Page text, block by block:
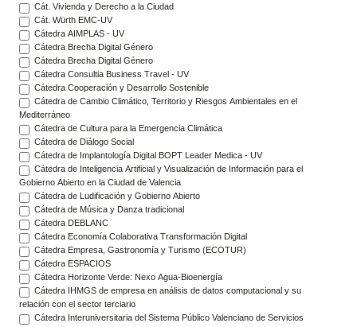
Cát. Vivienda y Derecho a la Ciudad
Cát. Würth EMC-UV
Cátedra AIMPLAS - UV
Cátedra Brecha Digital Género
Cátedra Brecha Digital Género
Cátedra Consultia Business Travel - UV
Cátedra Cooperación y Desarrollo Sostenible
Cátedra de Cambio Climático, Territorio y Riesgos Ambientales en el
Mediterráneo
Cátedra de Cultura para la Emergencia Climática
Cátedra de Diálogo Social
Cátedra de Implantología Digital BOPT Leader Medica - UV
Cátedra de Inteligencia Artificial y Visualización de Información para el
Gobierno Abierto en la Ciudad de Valencia
Cátedra de Ludificación y Gobierno Abierto
Cátedra de Música y Danza tradicional
Cátedra DEBLANC
Cátedra Economía Colaborativa Transformación Digital
Cátedra Empresa, Gastronomía y Turismo (ECOTUR)
Cátedra ESPACIOS
Cátedra Horizonte Verde: Nexo Agua-Bioenergía
Cátedra IHMGS de empresa en análisis de datos computacional y su
relación con el sector terciario
Cátedra Interuniversitaria del Sistema Público Valenciano de Servicios